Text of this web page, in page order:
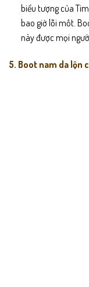
biểu tượng của
bao giờ lỗi mốt.
này được mọi
5. Boot nam da lộn